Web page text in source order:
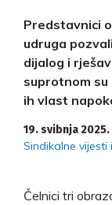
Predstavnici
udruga
dijalog i
suprotnom
ih vlast
19. svibnja 2025.
Sindikalne
Čelnici tri